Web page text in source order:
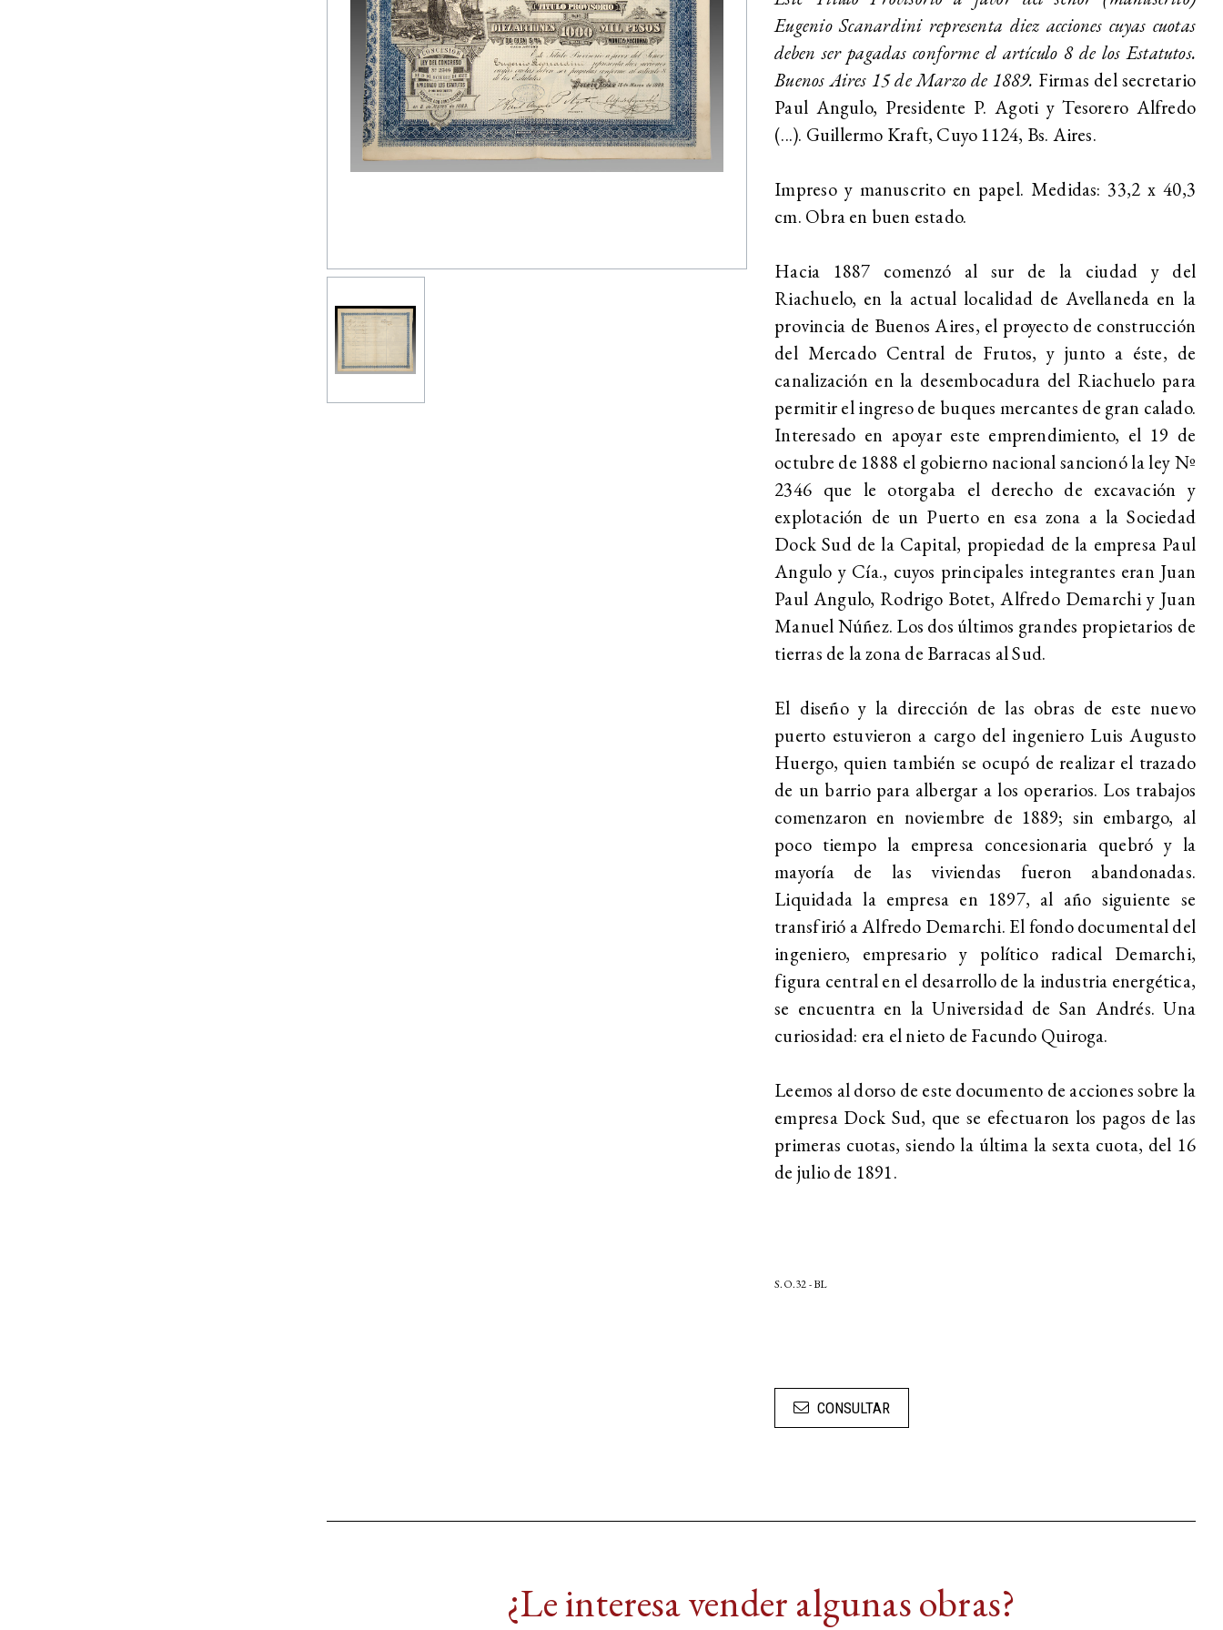
Eugenio Scanardini representa diez acciones cuyas cuotas
deben ser pagadas conforme el artículo 8 de los Estatutos.
Buenos Aires 15 de Marzo de 1889. Firmas del secretario
Paul Angulo, Presidente P. Agoti y Tesorero Alfredo
(...). Guillermo Kraft, Cuyo 1124, Bs. Aires.
Impreso y manuscrito en papel. Medidas: 33,2 x 40,3
cm. Obra en buen estado.
Hacia 1887 comenzó al sur de la ciudad y del
Riachuelo, en la actual localidad de Avellaneda en la
provincia de Buenos Aires, el proyecto de construcción
del Mercado Central de Frutos, y junto a éste, de
canalización en la desembocadura del Riachuelo para
permitir el ingreso de buques mercantes de gran calado.
Interesado en apoyar este emprendimiento, el 19 de
octubre de 1888 el gobierno nacional sancionó la ley Nº
2346 que le otorgaba el derecho de excavación y
explotación de un Puerto en esa zona a la Sociedad
Dock Sud de la Capital, propiedad de la empresa Paul
Angulo y Cía., cuyos principales integrantes eran Juan
Paul Angulo, Rodrigo Botet, Alfredo Demarchi y Juan
Manuel Núñez. Los dos últimos grandes propietarios de
tierras de la zona de Barracas al Sud.
El diseño y la dirección de las obras de este nuevo
puerto estuvieron a cargo del ingeniero Luis Augusto
Huergo, quien también se ocupó de realizar el trazado
de un barrio para albergar a los operarios. Los trabajos
comenzaron en noviembre de 1889; sin embargo, al
poco tiempo la empresa concesionaria quebró y la
mayoría de las viviendas fueron abandonadas.
Liquidada la empresa en 1897, al año siguiente se
transfirió a Alfredo Demarchi. El fondo documental del
ingeniero, empresario y político radical Demarchi,
figura central en el desarrollo de la industria energética,
se encuentra en la Universidad de San Andrés. Una
curiosidad: era el nieto de Facundo Quiroga.
Leemos al dorso de este documento de acciones sobre la
empresa Dock Sud, que se efectuaron los pagos de las
primeras cuotas, siendo la última la sexta cuota, del 16
de julio de 1891.
S.O.32 - BL
CONSULTAR
¿Le interesa vender algunas obras?